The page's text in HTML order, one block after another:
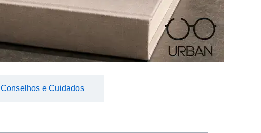
Conselhos e Cuidados